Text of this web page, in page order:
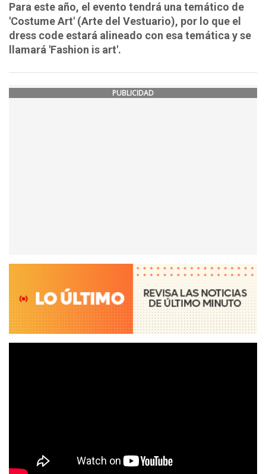
Para este año, el evento tendrá una temático de
'Costume Art' (Arte del Vestuario), por lo que el
dress code estará alineado con esa temática y se
llamará 'Fashion is art'.
PUBLICIDAD